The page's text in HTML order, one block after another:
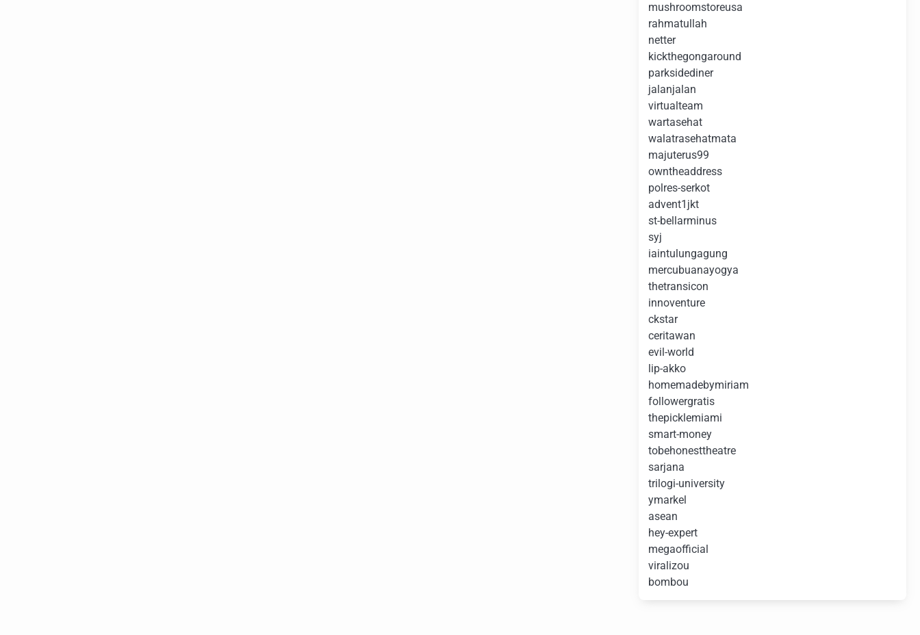
mushroomstoreusa
rahmatullah
netter
kickthegongaround
parksidediner
jalanjalan
virtualteam
wartasehat
walatrasehatmata
majuterus99
owntheaddress
polres-serkot
advent1jkt
st-bellarminus
syj
iaintulungagung
mercubuanayogya
thetransicon
innoventure
ckstar
ceritawan
evil-world
lip-akko
homemadebymiriam
followergratis
thepicklemiami
smart-money
tobehonesttheatre
sarjana
trilogi-university
ymarkel
asean
hey-expert
megaofficial
viralizou
bombou